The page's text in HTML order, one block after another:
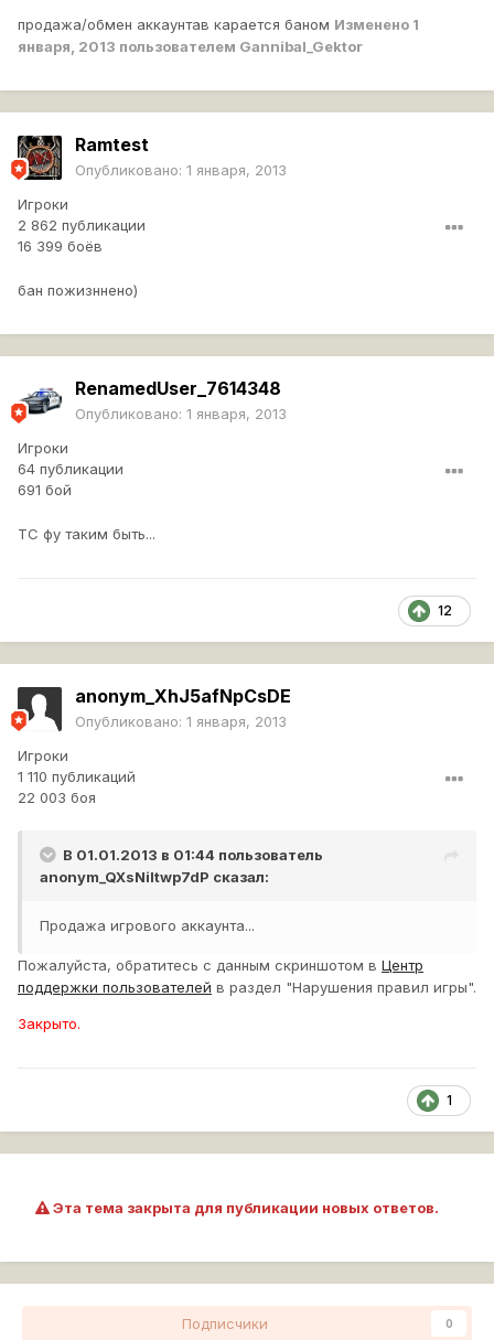
продажа/обмен аккаунтав карается баном Изменено 1
января, 2013 пользователем Gannibal_Gektor
Ramtest
Опубликовано: 1 января, 2013
Игроки
2 862 публикации
16 399 боёв
бан пожизннено)
RenamedUser_7614348
Опубликовано: 1 января, 2013
Игроки
64 публикации
691 бой
ТС фу таким быть...
12
anonym_XhJ5afNpCsDE
Опубликовано: 1 января, 2013
Игроки
1 110 публикаций
22 003 боя
В 01.01.2013 в 01:44 пользователь
anonym_QXsNiItwp7dP сказал:
Продажа игрового аккаунта...
Пожалуйста, обратитесь с данным скриншотом в Центр
поддержки пользователей в раздел "Нарушения правил игры".
Закрыто.
1
Эта тема закрыта для публикации новых ответов.
Подписчики 0